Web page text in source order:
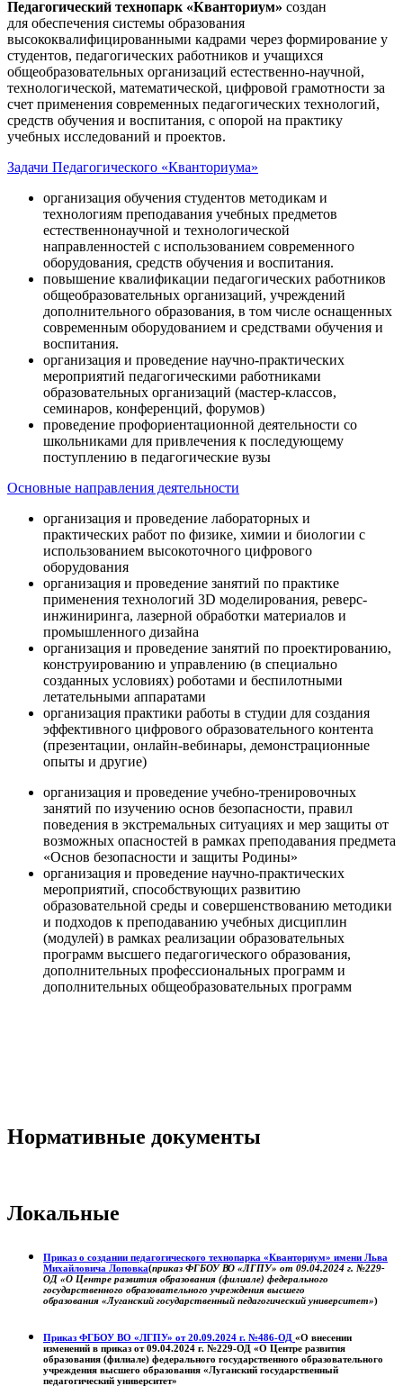
Педагогический технопарк «Кванториум» создан
для обеспечения системы образования
высококвалифицированными кадрами через формирование у
студентов, педагогических работников и учащихся
общеобразовательных организаций естественно-научной,
технологической, математической, цифровой грамотности за
счет применения современных педагогических технологий,
средств обучения и воспитания, с опорой на практику
учебных исследований и проектов.
Задачи Педагогического «Кванториума»
организация обучения студентов методикам и
технологиям преподавания учебных предметов
естественнонаучной и технологической
направленностей с использованием современного
оборудования, средств обучения и воспитания.
повышение квалификации педагогических работников
общеобразовательных организаций, учреждений
дополнительного образования, в том числе оснащенных
современным оборудованием и средствами обучения и
воспитания.
организация и проведение научно-практических
мероприятий педагогическими работниками
образовательных организаций (мастер-классов,
семинаров, конференций, форумов)
проведение профориентационной деятельности со
школьниками для привлечения к последующему
поступлению в педагогические вузы
Основные направления деятельности
организация и проведение лабораторных и
практических работ по физике, химии и биологии с
использованием высокоточного цифрового
оборудования
организация и проведение занятий по практике
применения технологий 3D моделирования, реверс-
инжиниринга, лазерной обработки материалов и
промышленного дизайна
организация и проведение занятий по проектированию,
конструированию и управлению (в специально
созданных условиях) роботами и беспилотными
летательными аппаратами
организация практики работы в студии для создания
эффективного цифрового образовательного контента
(презентации, онлайн-вебинары, демонстрационные
опыты и другие)
организация и проведение учебно-тренировочных
занятий по изучению основ безопасности, правил
поведения в экстремальных ситуациях и мер защиты от
возможных опасностей в рамках преподавания предмета
«Основ безопасности и защиты Родины»
организация и проведение научно-практических
мероприятий, способствующих развитию
образовательной среды и совершенствованию методики
и подходов к преподаванию учебных дисциплин
(модулей) в рамках реализации образовательных
программ высшего педагогического образования,
дополнительных профессиональных программ и
дополнительных общеобразовательных программ
Нормативные документы
Локальные
Приказ о создании педагогического технопарка «Кванториум» имени Льва
Михайловича Лоповка(приказ ФГБОУ ВО «ЛГПУ» от 09.04.2024 г. №229-
ОД «О Центре развития образования (филиале) федерального
государственного образовательного учреждения высшего
образования «Луганский государственный педагогический университет»)
Приказ ФГБОУ ВО «ЛГПУ» от 20.09.2024 г. №486-ОД «О внесении
изменений в приказ от 09.04.2024 г. №229-ОД «О Центре развития
образования (филиале) федерального государственного образовательного
учреждения высшего образования «Луганский государственный
педагогический университет»